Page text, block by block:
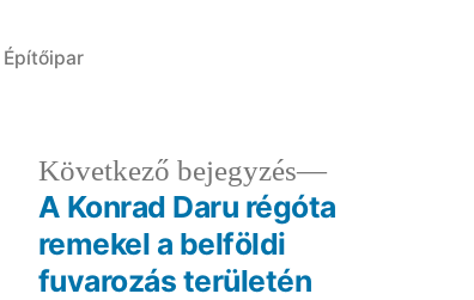
Kategória:
Építőipar
Következő bejegyzés
Következő
bejegyzés:
A Konrad Daru régóta
remekel a belföldi
fuvarozás területén